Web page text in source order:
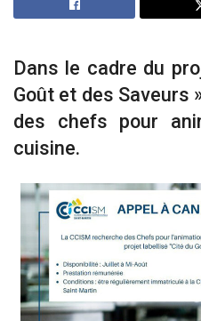
Dans le cadre du
Goût et des Saveurs
des chefs pour
cuisine.